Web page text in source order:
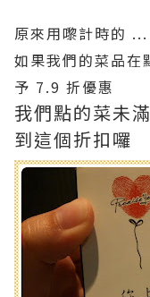
原來用嚟計時的 ...
如果我們的菜品
予 7.9 折優惠
我們點的菜未
到這個折扣囉